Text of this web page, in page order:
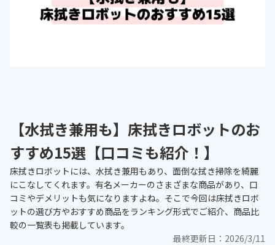
【水拭き兼用も】床拭きロボットのお
すすめ15選【口コミも紹介！】
床拭きロボットには、水拭き兼用もあり、面倒な拭き掃除を綺麗
にこなしてくれます。有名メーカーのさまざまな商品があり、口
コミやデメリットも気になりますよね。そこで今回は床拭きロボ
ットの選び方やおすすめ商品をランキング形式でご紹介、商品比
較の一覧表も掲載しています。
最終更新日： 2026/3/11